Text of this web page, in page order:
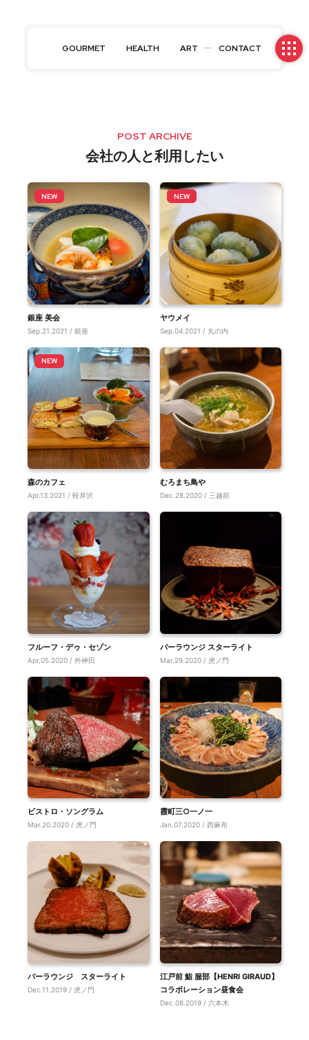
GOURMET HEALTH ART CONTACT
POST ARCHIVE
会社の人と利用したい
銀座 美会
Sep.21.2021 / 銀座
ヤウメイ
Sep.04.2021 / 丸の内
森のカフェ
Apr.13.2021 / 軽井沢
むろまち鳥や
Dec.28.2020 / 三越前
フルーフ・デゥ・セゾン
Apr.05.2020 / 外神田
バーラウンジ スターライト
Mar.29.2020 / 虎ノ門
ビストロ・ソングラム
Mar.20.2020 / 虎ノ門
霞町三○一ノ一
Jan.07.2020 / 西麻布
バーラウンジ スターライト
Dec.11.2019 / 虎ノ門
江戸前 鮨 服部【HENRI GIRAUD】
コラボレーション昼食会
Dec.08.2019 / 六本木